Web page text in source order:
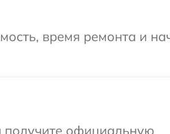
время ремонта и
получите официальную